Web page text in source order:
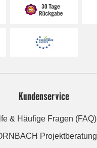
Kundenservice
& Häufige Fragen (FAQ)
Projektberatung